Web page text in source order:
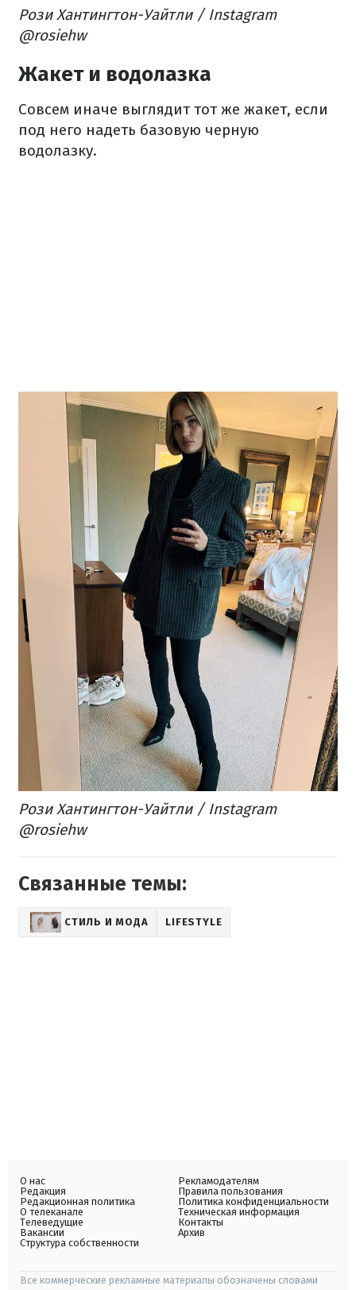
Рози Хантингтон-Уайтли / Instagram
@rosiehw
Жакет и водолазка
Совсем иначе выглядит тот же жакет, если
под него надеть базовую черную
водолазку.
Рози Хантингтон-Уайтли / Instagram
@rosiehw
Связанные темы:
СТИЛЬ И МОДА LIFESTYLE
О нас
Редакция
Редакционная политика
О телеканале
Телеведущие
Вакансии
Структура собственности
Рекламодателям
Правила пользования
Политика конфиденциальности
Техническая информация
Контакты
Архив
Все коммерческие рекламные материалы обозначены словами